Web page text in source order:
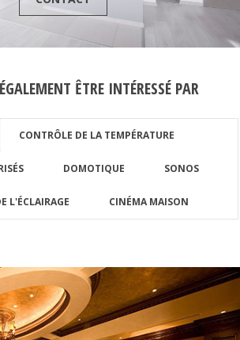
ÊTRE INTÉRESSÉ PAR
CONTRÔLE DE LA TEMPÉRATURE
DOMOTIQUE SONOS
L'ÉCLAIRAGE CINÉMA MAISON